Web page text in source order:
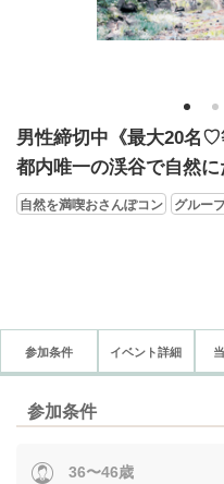
1 2
男性締切中《最大20名♡
都内唯一の渓谷で自然
自然を満喫おさんぽコン グルー
参加条件 イベント詳細
参加条件
36〜46歳